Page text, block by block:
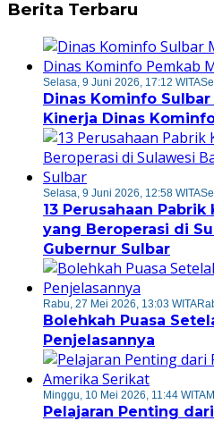
Berita Terbaru
Selasa, 9 Juni 2026, 17:12 WITA
Dinas Kominfo
Kinerja Dinas
Selasa, 9 Juni 2026, 12:58 WITA
13 Perusahaan Pabrik
yang Beroperasi di
Gubernur Sulbar
Rabu, 27 Mei 2026, 13:03 WITA
Bolehkah Puasa
Penjelasannya
Minggu, 10 Mei 2026, 11:44 WITA
Pelajaran Penting